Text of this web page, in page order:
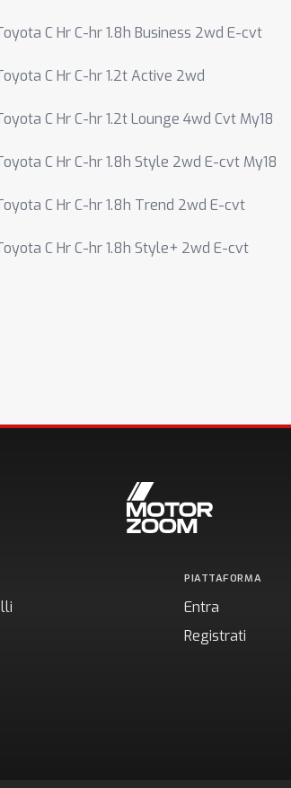
C Hr C-hr 1.8h Business 2wd E-cvt
C Hr C-hr 1.2t Active 2wd
C Hr C-hr 1.2t Lounge 4wd Cvt My18
C Hr C-hr 1.8h Style 2wd E-cvt My18
C Hr C-hr 1.8h Trend 2wd E-cvt
C Hr C-hr 1.8h Style+ 2wd E-cvt
PIATTAFORMA
Entra
Registrati